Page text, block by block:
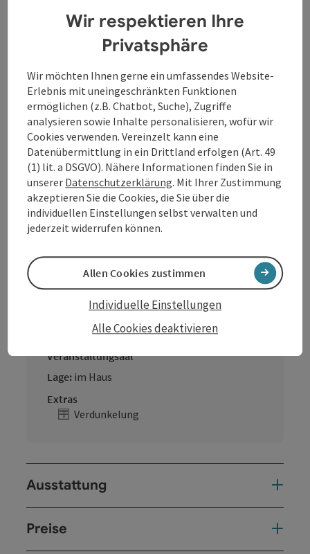
Raumdetails
Raumdetails
Raumname Fläche Kino Parlament U-Form
Veranstaltungsaal 115m² 120 30
Kino Parlament U-Form
Gala
Veranstaltungsaal
Lage: im Haus
Extras
Verdunkelung
Ausstattung
Preise
Wir respektieren Ihre
Privatsphäre
Wir möchten Ihnen gerne ein umfassendes Website-
Erlebnis mit uneingeschränkten Funktionen
ermöglichen (z.B. Chatbot, Suche), Zugriffe
analysieren sowie Inhalte personalisieren, wofür wir
Cookies verwenden. Vereinzelt kann eine
Datenübermittlung in ein Drittland erfolgen (Art. 49
(1) lit. a DSGVO). Nähere Informationen finden Sie in
unserer Datenschutzerklärung. Mit Ihrer Zustimmung
akzeptieren Sie die Cookies, die Sie über die
individuellen Einstellungen selbst verwalten und
jederzeit widerrufen können.
Alle Cookies deaktivieren
Individuelle Einstellungen
Allen Cookies zustimmen